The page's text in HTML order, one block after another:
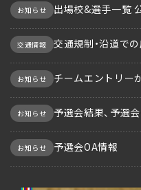
お知らせ 出場校&選手一覧
交通情報 交通規制・沿道で
お知らせ チームエントリー
お知らせ 予選会結果、予選
お知らせ 予選会OA情報